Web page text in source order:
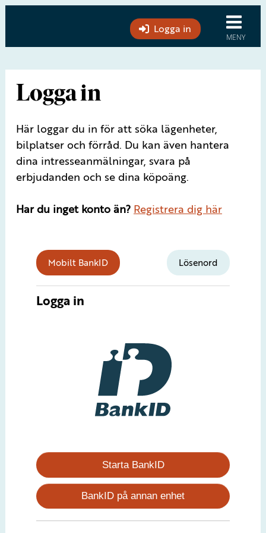
Logga in
Logga in
Här loggar du in för att söka lägenheter,
bilplatser och förråd. Du kan även hantera
dina intresseanmälningar, svara på
erbjudanden och se dina köpoäng.
Har du inget konto än? Registrera dig här
Mobilt BankID Lösenord
Logga in